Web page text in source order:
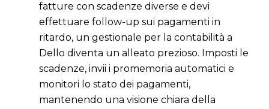
fatture con scadenze diverse e devi
effettuare follow-up sui pagamenti in
ritardo, un gestionale per la contabilità a
Dello diventa un alleato prezioso. Imposti le
scadenze, invii i promemoria automatici e
monitori lo stato dei pagamenti,
mantenendo una visione chiara della